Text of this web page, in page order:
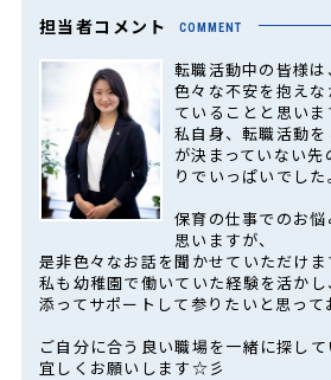
担当者コメント COMMENT
転職活動中の皆様は
色々な不安を抱え
ていることと思いま
私自身、転職活動
が決まっていない
りでいっぱいでした
保育の仕事でのお
思いますが、
是非色々なお話を聞かせていただけま
私も幼稚園で働いていた経験を活かし
添ってサポートして参りたいと思って
ご自分に合う良い職場を一緒に探し
宜しくお願いします☆彡